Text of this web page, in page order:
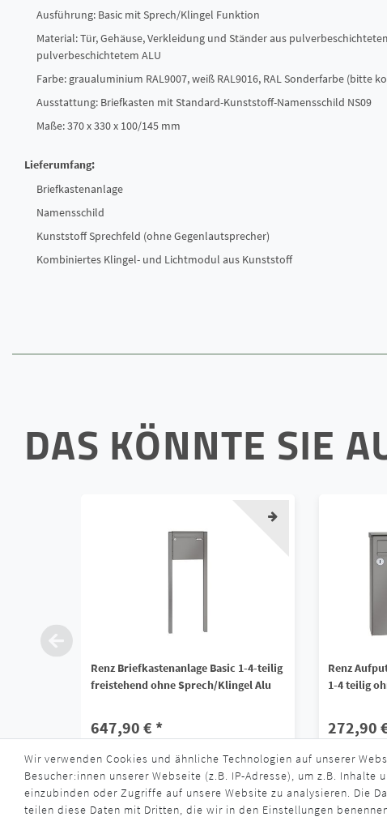
Ausführung: Basic mit Sprech/Klingel Funktion
Material: Tür, Gehäuse, Verkleidung und Ständer aus
pulverbeschichtetem ALU
Farbe: graualuminium RAL9007, weiß RAL9016, RAL Sonderfarbe (bitte
Ausstattung: Briefkasten mit Standard-Kunststoff-Namensschild NS09
Maße: 370 x 330 x 100/145 mm
Lieferumfang:
Briefkastenanlage
Namensschild
Kunststoff Sprechfeld (ohne Gegenlautsprecher)
Kombiniertes Klingel- und Lichtmodul aus Kunststoff
DAS KÖNNTE SIE
Renz Briefkastenanlage Basic 1-4-teilig
freistehend ohne Sprech/Klingel Alu
647,90 € *
*inkl. ges. MwSt.zzgl.Versandkosten
Lieferzeit ca. 4 - 6 Wochen
Renz
1-4 teilig
272,90
*inkl. ges.
Lieferzeit
Wir verwenden Cookies und ähnliche Technologien auf unserer
Besucher:innen unserer Webseite (z.B. IP-Adresse), um z.B.
einzubinden oder Zugriffe auf unsere Website zu analysieren. Die
teilen diese Daten mit Dritten, die wir in den Einstellungen